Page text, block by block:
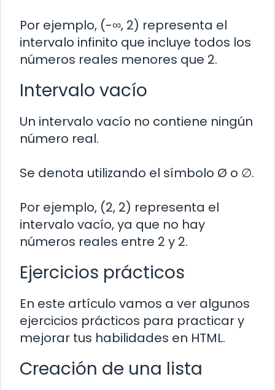
Por ejemplo, (-∞, 2) representa el
intervalo infinito que incluye todos los
números reales menores que 2.
Intervalo vacío
Un intervalo vacío no contiene ningún
número real.
Se denota utilizando el símbolo Ø o ∅.
Por ejemplo, (2, 2) representa el
intervalo vacío, ya que no hay
números reales entre 2 y 2.
Ejercicios prácticos
En este artículo vamos a ver algunos
ejercicios prácticos para practicar y
mejorar tus habilidades en HTML.
Creación de una lista